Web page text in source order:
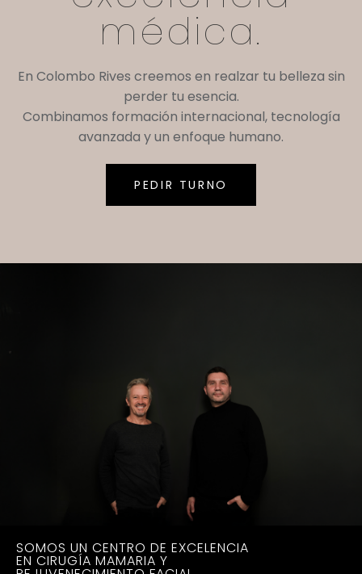
médica.
En Colombo Rives creemos en realzar tu belleza sin
perder tu esencia.
Combinamos formación internacional, tecnología
avanzada y un enfoque humano.
PEDIR TURNO
SOMOS UN CENTRO DE EXCELENCIA
EN CIRUGÍA MAMARIA Y